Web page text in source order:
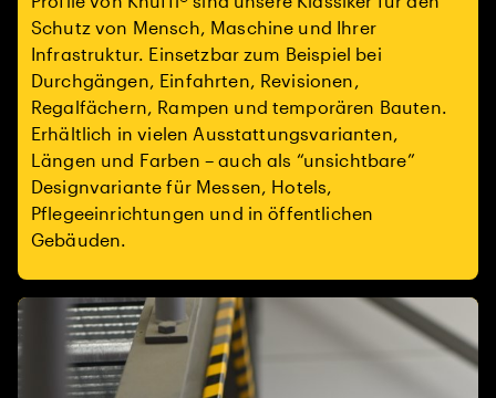
Schutz von Mensch, Maschine und Ihrer
Infrastruktur. Einsetzbar zum Beispiel bei
Durchgängen, Einfahrten, Revisionen,
Regalfächern, Rampen und temporären Bauten.
Erhältlich in vielen Ausstattungsvarianten,
Längen und Farben – auch als “unsichtbare”
Designvariante für Messen, Hotels,
Pflegeeinrichtungen und in öffentlichen
Gebäuden.